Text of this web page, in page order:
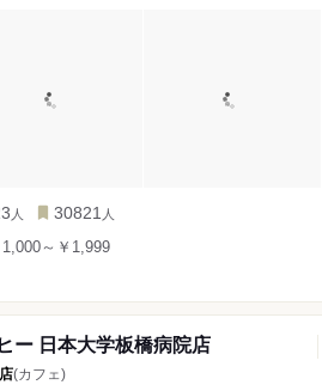
人 30821 人
1,000～￥1,999
ー 日本大学板橋病院店
(カフェ)